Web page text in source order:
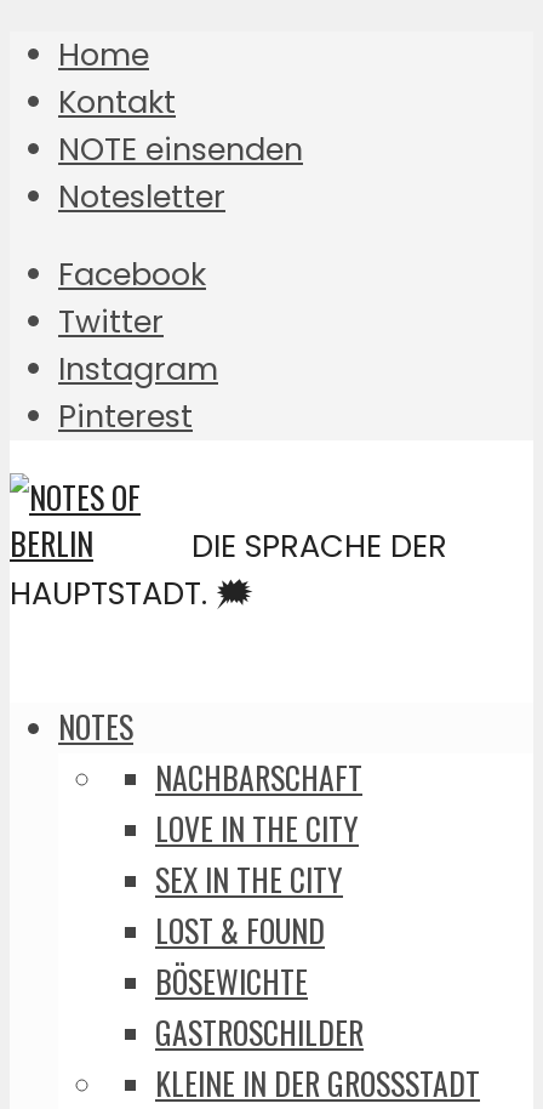
Home
Kontakt
NOTE einsenden
Notesletter
Facebook
Twitter
Instagram
Pinterest
DIE SPRACHE DER
HAUPTSTADT. 🗯️
NOTES
NACHBARSCHAFT
LOVE IN THE CITY
SEX IN THE CITY
LOST & FOUND
BÖSEWICHTE
GASTROSCHILDER
KLEINE IN DER GROSSSTADT